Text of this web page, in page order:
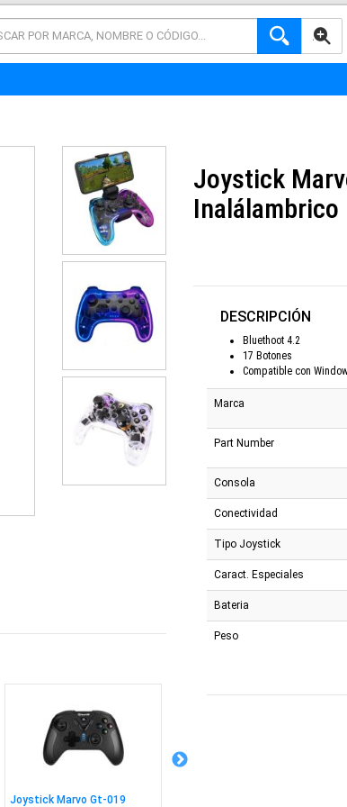
Joystick Marvo Gt-019
Joystick
Inalálambrico
DESCRIPCIÓN
Bluethoot 4.2
17 Botones
Compatible con
Marca
Part Number
Consola
Conectividad
Tipo Joystick
Caract. Especiales
Bateria
Peso